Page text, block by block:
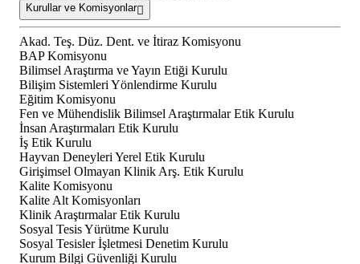
Kurullar ve Komisyonlar
Akad. Teş. Düz. Dent. ve İtiraz Komisyonu
BAP Komisyonu
Bilimsel Araştırma ve Yayın Etiği Kurulu
Bilişim Sistemleri Yönlendirme Kurulu
Eğitim Komisyonu
Fen ve Mühendislik Bilimsel Araştırmalar Etik Kurulu
İnsan Araştırmaları Etik Kurulu
İş Etik Kurulu
Hayvan Deneyleri Yerel Etik Kurulu
Girişimsel Olmayan Klinik Arş. Etik Kurulu
Kalite Komisyonu
Kalite Alt Komisyonları
Klinik Araştırmalar Etik Kurulu
Sosyal Tesis Yürütme Kurulu
Sosyal Tesisler İşletmesi Denetim Kurulu
Kurum Bilgi Güvenliği Kurulu